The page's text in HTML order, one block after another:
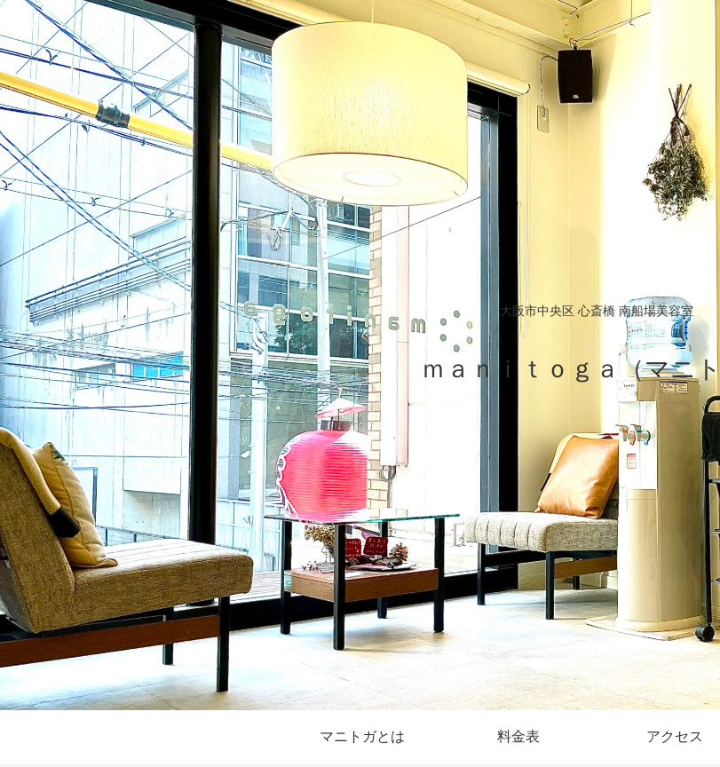
大阪市中央区 心斎橋 南船場美容室
ｍａｎｉｔｏｇａ（マニ
マニトガとは 料金表 アクセス